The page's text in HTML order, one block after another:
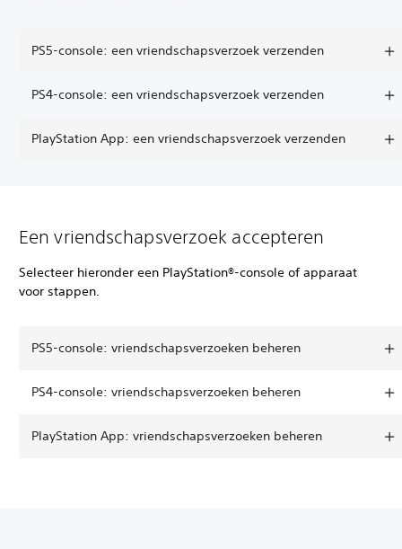
PS5-console: een vriendschapsverzoek verzenden
PS4-console: een vriendschapsverzoek verzenden
PlayStation App: een vriendschapsverzoek verzenden
Een vriendschapsverzoek accepteren
Selecteer hieronder een PlayStation®-console of apparaat
voor stappen.
PS5-console: vriendschapsverzoeken beheren
PS4-console: vriendschapsverzoeken beheren
PlayStation App: vriendschapsverzoeken beheren